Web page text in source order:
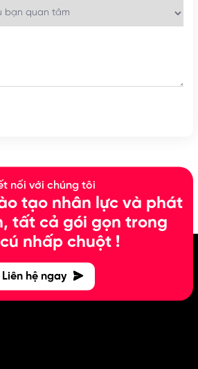
nối với chúng tôi
tạo nhân lực và phát
tất cả gói gọn trong
nhấp chuột !
Liên hệ ngay